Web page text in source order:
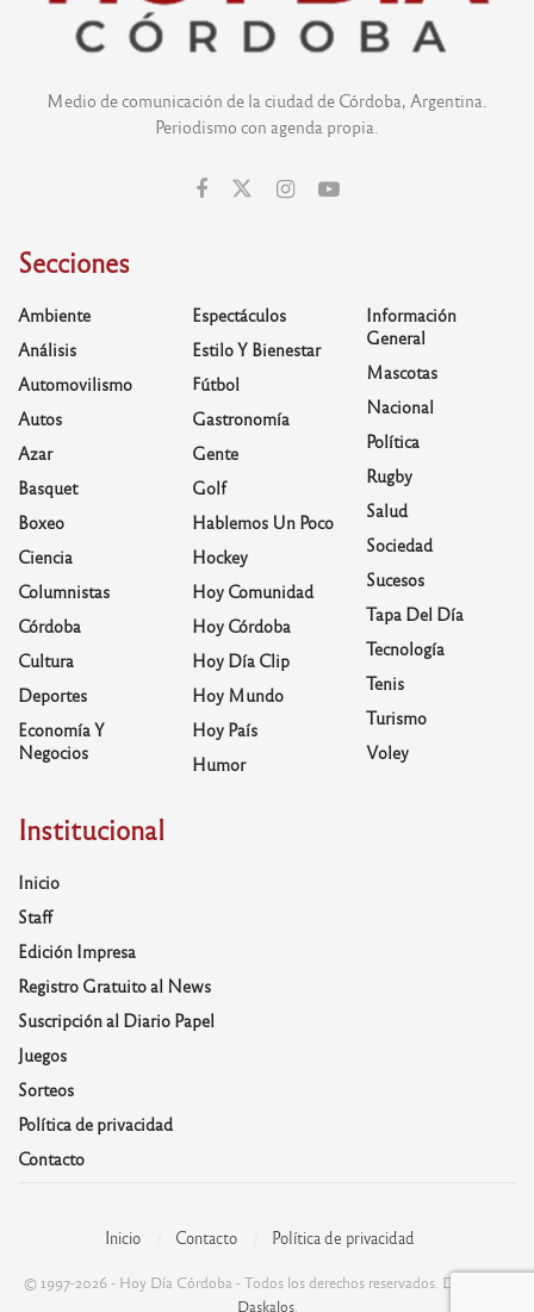
Medio de comunicación de la ciudad de Córdoba, Argentina.
Periodismo con agenda propia.
Secciones
Ambiente
Análisis
Automovilismo
Autos
Azar
Basquet
Boxeo
Ciencia
Columnistas
Córdoba
Cultura
Deportes
Economía Y
Negocios
Espectáculos
Estilo Y Bienestar
Fútbol
Gastronomía
Gente
Golf
Hablemos Un Poco
Hockey
Hoy Comunidad
Hoy Córdoba
Hoy Día Clip
Hoy Mundo
Hoy País
Humor
Información
General
Mascotas
Nacional
Política
Rugby
Salud
Sociedad
Sucesos
Tapa Del Día
Tecnología
Tenis
Turismo
Voley
Institucional
Inicio
Staff
Edición Impresa
Registro Gratuito al News
Suscripción al Diario Papel
Juegos
Sorteos
Política de privacidad
Contacto
Inicio Contacto Política de privacidad
© 1997-2026 - Hoy Día Córdoba - Todos los derechos reservados. Desarrolla:
Daskalos.